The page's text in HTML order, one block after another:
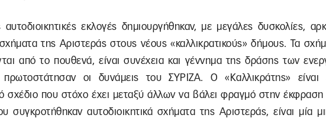
εκλογές δημιουργήθηκαν, με μεγάλες δυσκολίες,
σχήματα της Αριστεράς στους νέους «καλλικρατικούς» δήμους. Τα
από το πουθενά, είναι συνέχεια και γέννημα της δράσης των
οι δυνάμεις του ΣΥΡΙΖΑ. Ο «Καλλικράτης» είναι
σχέδιο που στόχο έχει μεταξύ άλλων να βάλει φραγμό στην έκφραση
συγκροτήθηκαν αυτοδιοικητικά σχήματα της Αριστεράς, είναι μία